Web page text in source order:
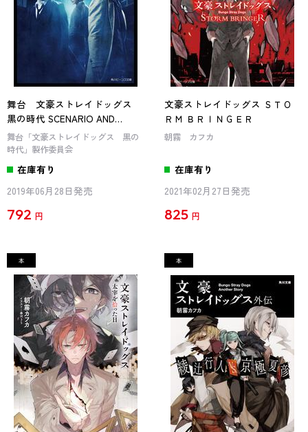
舞台 文豪ストレイドッグス
黒の時代 SCENARIO AND
INTERVIEW BOOK
舞台「文豪ストレイドッグス 黒の
時代」製作委員会
在庫有り
2019年06月28日発売
792 円
文豪ストレイドッグス ＳＴＯ
ＲＭ ＢＲＩＮＧＥＲ
朝霧 カフカ
在庫有り
2021年02月27日発売
825 円